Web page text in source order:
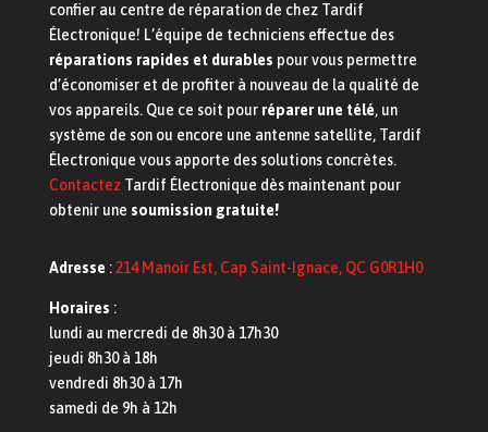
confier au centre de réparation de chez Tardif
Électronique! L’équipe de techniciens effectue des
réparations rapides et durables pour vous permettre
d’économiser et de profiter à nouveau de la qualité de
vos appareils. Que ce soit pour réparer une télé, un
système de son ou encore une antenne satellite, Tardif
Électronique vous apporte des solutions concrètes.
ContactezTardif Électronique dès maintenant pour
obtenir une soumission gratuite!
Adresse :214 Manoir Est, Cap Saint-Ignace, QC G0R1H0
Horaires :
lundi au mercredi de 8h30 à 17h30
jeudi 8h30 à 18h
vendredi 8h30 à 17h
samedi de 9h à 12h